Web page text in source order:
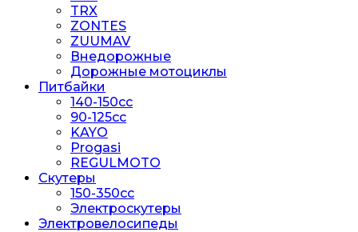
TRX
ZONTES
ZUUMAV
Внедорожные
Дорожные мотоциклы
Питбайки
140-150сс
90-125cc
KAYO
Progasi
REGULMOTO
Скутеры
150-350cc
Электроскутеры
Электровелосипеды